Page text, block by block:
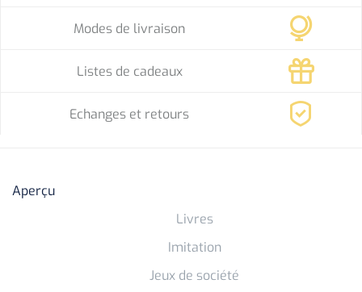
Modes de livraison
Listes de cadeaux
Echanges et retours
Aperçu
Livres
Imitation
Jeux de société